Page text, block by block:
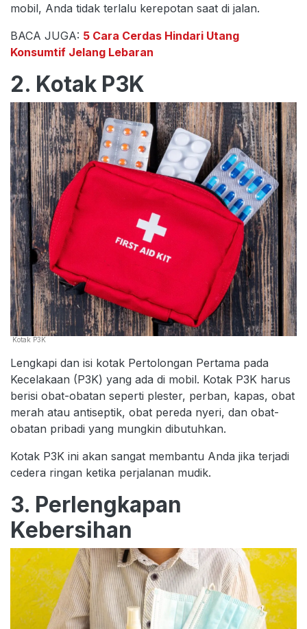
mobil, Anda tidak terlalu kerepotan saat di jalan.
BACA JUGA: 5 Cara Cerdas Hindari Utang
Konsumtif Jelang Lebaran
2. Kotak P3K
Kotak P3K
Lengkapi dan isi kotak Pertolongan Pertama pada
Kecelakaan (P3K) yang ada di mobil. Kotak P3K harus
berisi obat-obatan seperti plester, perban, kapas, obat
merah atau antiseptik, obat pereda nyeri, dan obat-
obatan pribadi yang mungkin dibutuhkan.
Kotak P3K ini akan sangat membantu Anda jika terjadi
cedera ringan ketika perjalanan mudik.
3. Perlengkapan
Kebersihan